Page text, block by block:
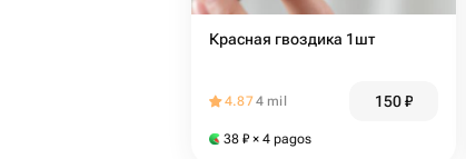
Красная гвоздика 1шт
4.874 mil 150₽
38 ₽ × 4 pagos